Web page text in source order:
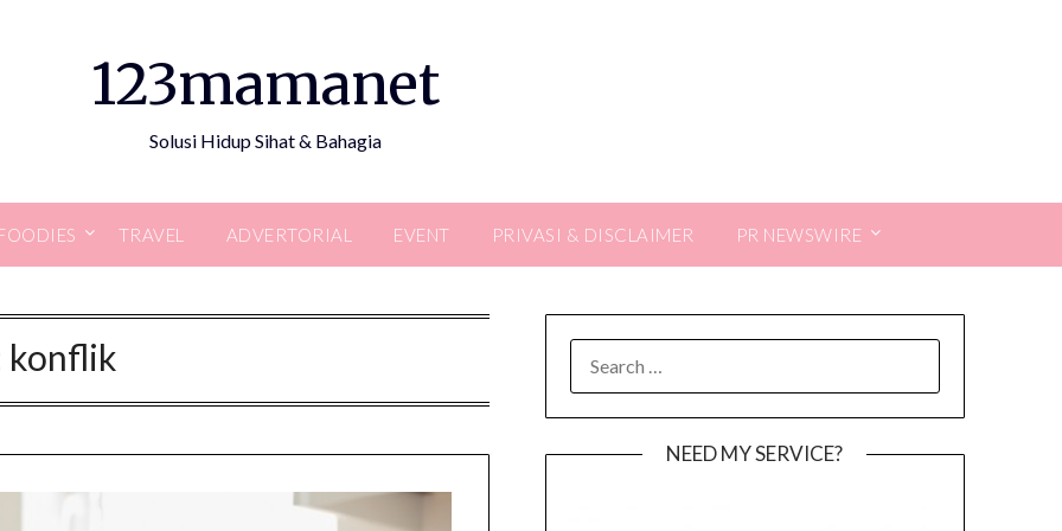
123mamanet
Solusi Hidup Sihat & Bahagia
TRAVEL ADVERTORIAL EVENT PRIVASI & DISCLAIMER PR NEWSWIRE
konflik
FOR:
NEED MY SERVICE?